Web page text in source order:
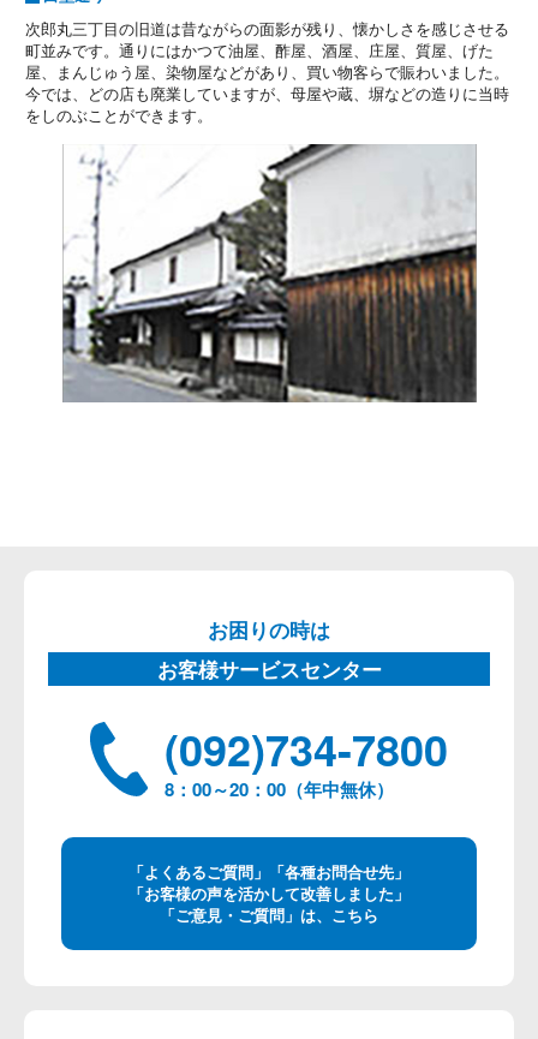
次郎丸三丁目の旧道は昔ながらの面影が残り、懐かしさを感じさせる
町並みです。通りにはかつて油屋、酢屋、酒屋、庄屋、質屋、げた
屋、まんじゅう屋、染物屋などがあり、買い物客らで賑わいました。
今では、どの店も廃業していますが、母屋や蔵、塀などの造りに当時
をしのぶことができます。
お困りの時は
お客様サービスセンター
(092)734-7800
8：00～20：00（年中無休）
「よくあるご質問」「各種お問合せ先」
「お客様の声を活かして改善しました」
「ご意見・ご質問」は、こちら